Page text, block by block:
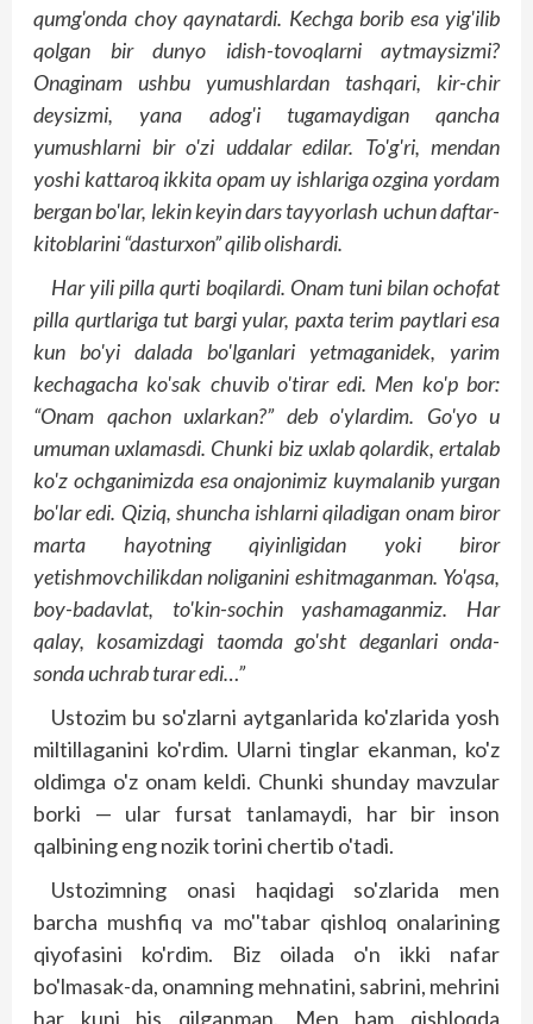
qumg'onda choy qaynatardi. Kechga borib esa yig'ilib
qolgan bir dunyo idish-tovoqlarni aytmaysizmi?
Onaginam ushbu yumushlardan tashqari, kir-chir
deysizmi, yana adog'i tugamaydigan qancha
yumushlarni bir o'zi uddalar edilar. To'g'ri, mendan
yoshi kattaroq ikkita opam uy ishlariga ozgina yordam
bergan bo'lar, lekin keyin dars tayyorlash uchun daftar-
kitoblarini “dasturxon” qilib olishardi.
Har yili pilla qurti boqilardi. Onam tuni bilan ochofat
pilla qurtlariga tut bargi yular, paxta terim paytlari esa
kun bo'yi dalada bo'lganlari yetmaganidek, yarim
kechagacha ko'sak chuvib o'tirar edi. Men ko'p bor:
“Onam qachon uxlarkan?” deb o'ylardim. Go'yo u
umuman uxlamasdi. Chunki biz uxlab qolardik, ertalab
ko'z ochganimizda esa onajonimiz kuymalanib yurgan
bo'lar edi. Qiziq, shuncha ishlarni qiladigan onam biror
marta hayotning qiyinligidan yoki biror
yetishmovchilikdan noliganini eshitmaganman. Yo'qsa,
boy-badavlat, to'kin-sochin yashamaganmiz. Har
qalay, kosamizdagi taomda go'sht deganlari onda-
sonda uchrab turar edi…”
Ustozim bu so'zlarni aytganlarida ko'zlarida yosh
miltillaganini ko'rdim. Ularni tinglar ekanman, ko'z
oldimga o'z onam keldi. Chunki shunday mavzular
borki — ular fursat tanlamaydi, har bir inson
qalbining eng nozik torini chertib o'tadi.
Ustozimning onasi haqidagi so'zlarida men
barcha mushfiq va mo''tabar qishloq onalarining
qiyofasini ko'rdim. Biz oilada o'n ikki nafar
bo'lmasak-da, onamning mehnatini, sabrini, mehrini
har kuni his qilganman. Men ham qishloqda